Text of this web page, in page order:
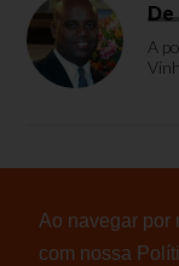
Ao navegar por
com nossa
De
A